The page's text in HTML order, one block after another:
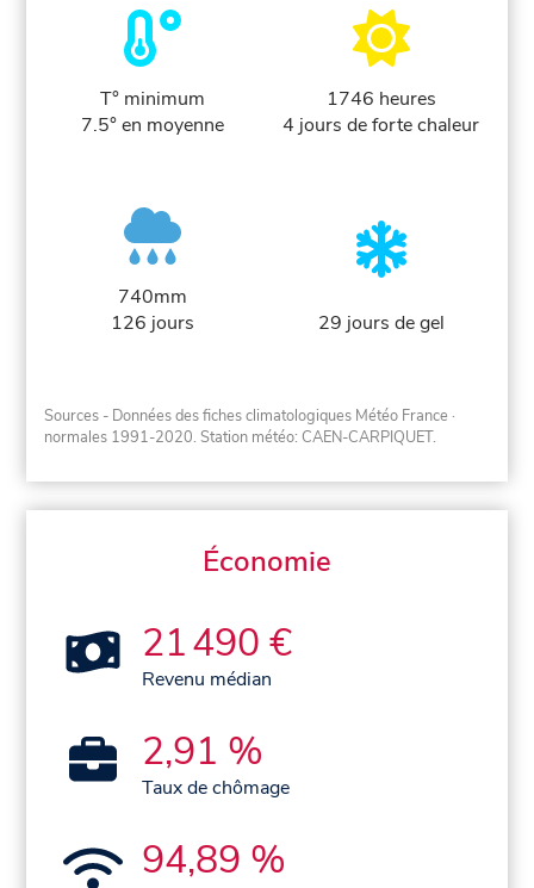
T° minimum
7.5° en moyenne
1746 heures
4 jours de forte chaleur
740mm
126 jours
29 jours de gel
Sources - Données des fiches climatologiques Météo France ·
normales 1991-2020. Station météo: CAEN-CARPIQUET.
Économie
21 490 €
Revenu médian
2,91 %
Taux de chômage
94,89 %